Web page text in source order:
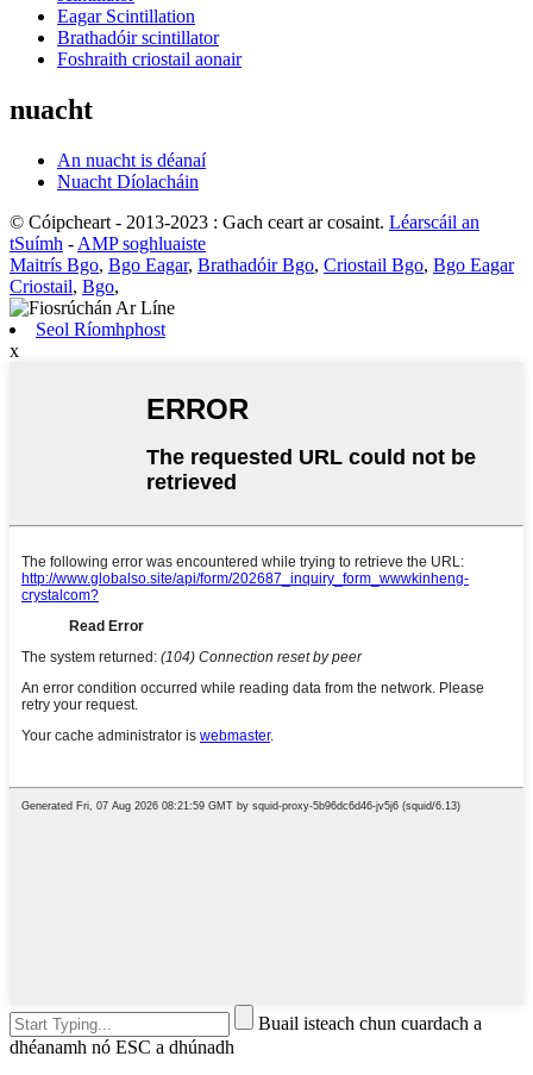
Eagar Scintillation
Brathadóir scintillator
Foshraith criostail aonair
nuacht
An nuacht is déanaí
Nuacht Díolacháin
© Cóipcheart - 2013-2023 : Gach ceart ar cosaint. Léarscáil an
tSuímh - AMP soghluaiste
Maitrís Bgo, Bgo Eagar, Brathadóir Bgo, Criostail Bgo, Bgo Eagar
Criostail, Bgo,
Seol Ríomhphost
x
Buail isteach chun cuardach a
dhéanamh nó ESC a dhúnadh